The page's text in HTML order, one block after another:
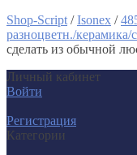
Shop-Script /Isonex /
разноцветн./
сделать из обычной
Личный кабинет
Войти
Регистрация
Категории